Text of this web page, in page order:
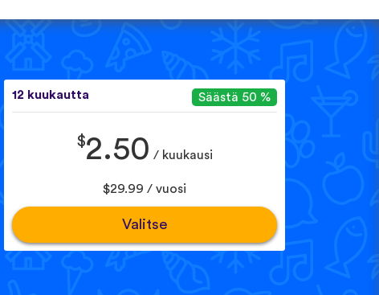
12 kuukautta Säästä 50 %
$2.50 / kuukausi
$29.99 / vuosi
Valitse